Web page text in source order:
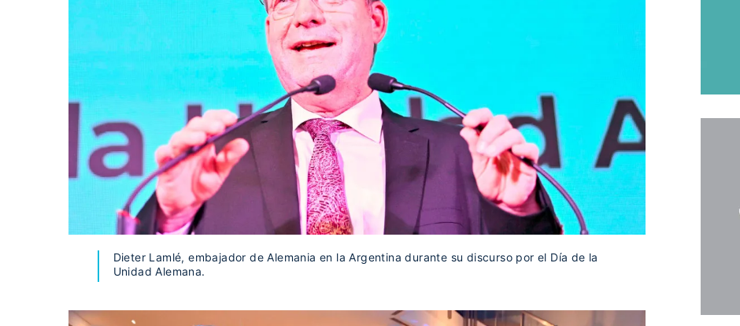
Dieter Lamlé, embajador de Alemania en la Argentina durante su discurso por el Día de la
Unidad Alemana.